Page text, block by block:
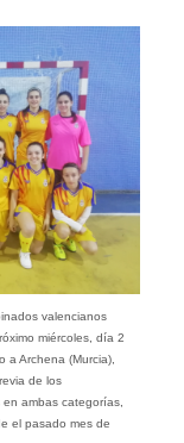
valencianos
miércoles, día 2
a Archena (Murcia),
de los
ambas categorías,
el pasado mes de